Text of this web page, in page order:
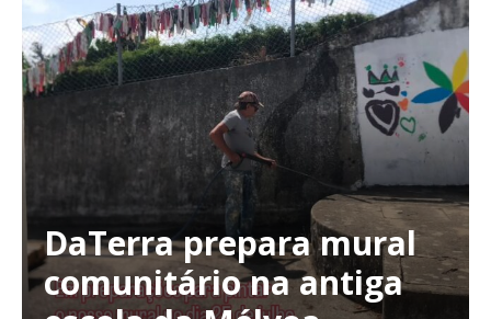
DaTerra prepara mural
comunitário na antiga